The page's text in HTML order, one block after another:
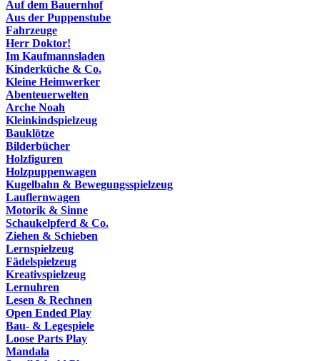
Auf dem Bauernhof
Aus der Puppenstube
Fahrzeuge
Herr Doktor!
Im Kaufmannsladen
Kinderküche & Co.
Kleine Heimwerker
Abenteuerwelten
Arche Noah
Kleinkindspielzeug
Bauklötze
Bilderbücher
Holzfiguren
Holzpuppenwagen
Kugelbahn & Bewegungsspielzeug
Lauflernwagen
Motorik & Sinne
Schaukelpferd & Co.
Ziehen & Schieben
Lernspielzeug
Fädelspielzeug
Kreativspielzeug
Lernuhren
Lesen & Rechnen
Open Ended Play
Bau- & Legespiele
Loose Parts Play
Mandala